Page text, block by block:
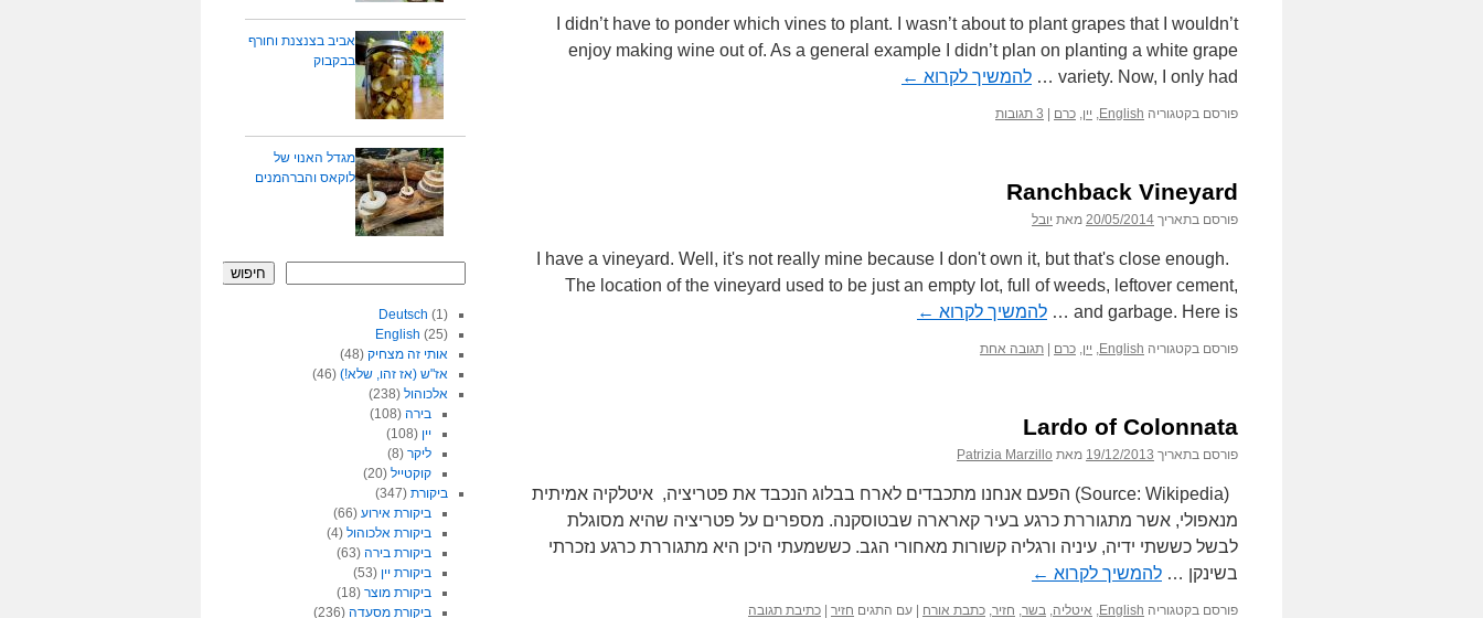
I didn’t have to ponder which vines to plant. I wasn’t about to plant grapes that I wouldn’t
enjoy making wine out of. As a general example I didn’t plan on planting a white grape
variety. Now, I only had …
להמשיך לקרוא ←
פורסם בקטגוריה English
, יין, כרם 3 תגובות
Ranchback Vineyard
פורסם בתאריך 20/05/2014 מאת יובל
I have a vineyard. Well, it's not really mine because I don't own it, but that's close enough.
The location of the vineyard used to be just an empty lot, full of weeds, leftover cement,
and garbage. Here is …
להמשיך לקרוא ←
פורסם בקטגוריה English
, יין, כרם תגובה אחת
Lardo of Colonnata
פורסם בתאריך 19/12/2013 מאת Patrizia Marzillo
(Source: Wikipedia) הפעם אנחנו מתכבדים לארח בבלוג הנכבד את פטריציה, איטלקיה אמיתית
מנאפולי, אשר מתגוררת כרגע בעיר קארארה שבטוסקנה. מספרים על פטריציה שהיא מסוגלת
לבשל כששתי ידיה, עיניה ורגליה קשורות מאחורי הגב. כששמעתי היכן היא מתגוררת כרגע נזכרתי
בשינקן … להמשיך לקרוא ←
פורסם בקטגוריה English
, איטליה, בשר, חזיר, כתבת אורח עם התגים חזיר כתיבת תגובה
אביב בצנצנת וחורף
בבקבוק
מגדל האנוי של
לוקאס והברהמנים
חיפוש
Deutsch (1)
English (25)
אותי זה מצחיק(48)
אז"ש (אז זהו, שלא!)(46)
אלכוהול(238)
בירה (108)
יין (108)
ליקר (8)
קוקטייל (20)
ביקורת(347)
ביקורת אירוע (66)
ביקורת אלכוהול (4)
ביקורת בירה (63)
ביקורת יין (53)
ביקורת מוצר (18)
ביקורת מסעדה (236)